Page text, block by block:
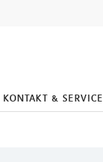
kontakt & service